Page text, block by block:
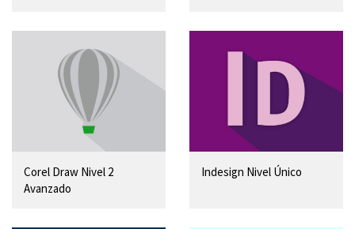
Corel Draw Nivel 2
Avanzado
Indesign Nivel Único